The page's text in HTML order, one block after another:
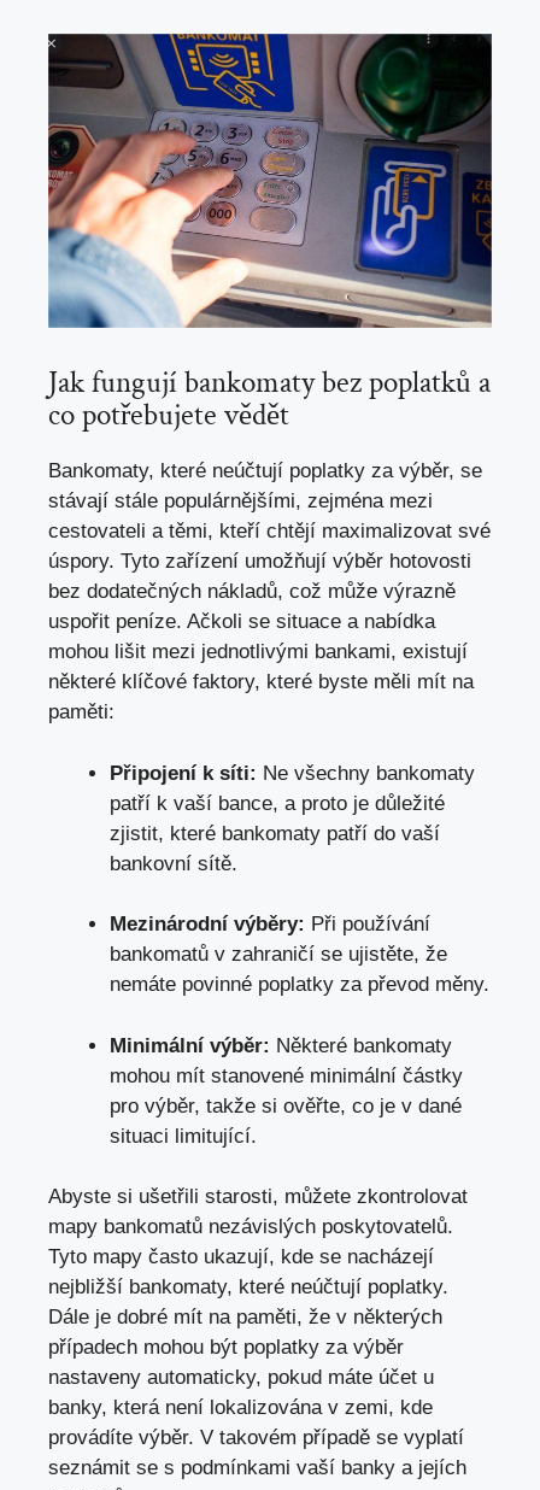
Jak fungují bankomaty bez poplatků a
co potřebujete vědět
Bankomaty, které neúčtují poplatky za výběr, se
stávají stále populárnějšími, zejména mezi
cestovateli a těmi, kteří chtějí maximalizovat své
úspory. Tyto zařízení umožňují výběr hotovosti
bez dodatečných nákladů, což může výrazně
uspořit peníze. Ačkoli se situace a nabídka
mohou lišit mezi jednotlivými bankami, existují
některé klíčové faktory, které byste měli mít na
paměti:
Připojení k síti: Ne všechny bankomaty
patří k vaší bance, a proto je důležité
zjistit, které bankomaty patří do vaší
bankovní sítě.
Mezinárodní výběry: Při používání
bankomatů v zahraničí se ujistěte, že
nemáte povinné poplatky za převod měny.
Minimální výběr: Některé bankomaty
mohou mít stanovené minimální částky
pro výběr, takže si ověřte, co je v dané
situaci limitující.
Abyste si ušetřili starosti, můžete zkontrolovat
mapy bankomatů nezávislých poskytovatelů.
Tyto mapy často ukazují, kde se nacházejí
nejbližší bankomaty, které neúčtují poplatky.
Dále je dobré mít na paměti, že v některých
případech mohou být poplatky za výběr
nastaveny automaticky, pokud máte účet u
banky, která není lokalizována v zemi, kde
provádíte výběr. V takovém případě se vyplatí
seznámit se s podmínkami vaší banky a jejích